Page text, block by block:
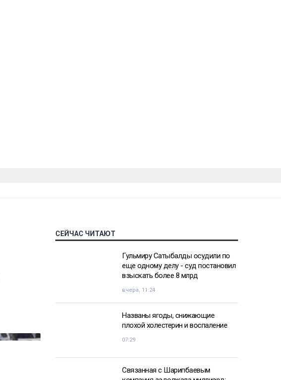
СЕЙЧАС ЧИТАЮТ
Гульмиру Сатыбалды осудили по
еще одному делу - суд постановил
взыскать более 8 млрд
вчера, 11:24
Названы ягоды, снижающие
плохой холестерин и воспаление
07:29
Связанная с Шарипбаевым